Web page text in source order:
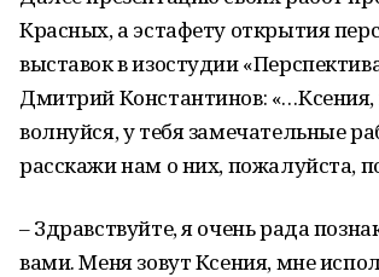
Красных, а эстафету открытия
выставок в изостудии
Дмитрий Константинов: «…Ксения,
волнуйся, у тебя замечательные
расскажи нам о них, пожалуйста,
– Здравствуйте, я очень рада
вами. Меня зовут Ксения, мне